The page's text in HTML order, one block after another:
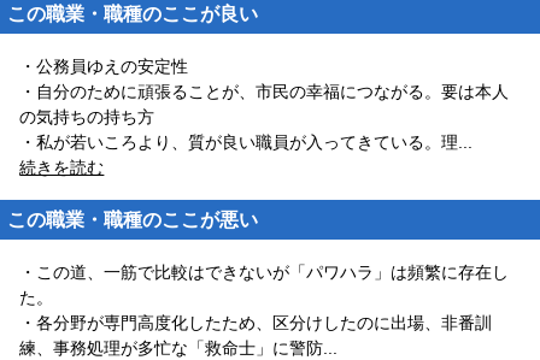
この職業・職種のここが良い
・公務員ゆえの安定性
・自分のために頑張ることが、市民の幸福につながる。要は本人
の気持ちの持ち方
・私が若いころより、質が良い職員が入ってきている。理
続きを読む
この職業・職種のここが悪い
・この道、一筋で比較はできないが「パワハラ」は頻繁に存在し
た。
・各分野が専門高度化したため、区分けしたのに出場、非番訓
練、事務処理が多忙な「救命士」に警防